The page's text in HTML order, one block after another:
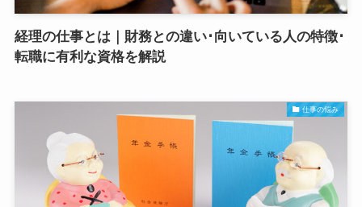
経理の仕事とは｜財務との違い･向いている人の特徴･
転職に有利な資格を解説
仕事の悩み